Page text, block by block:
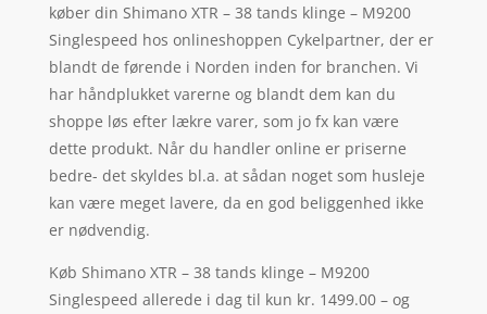
køber din Shimano XTR – 38 tands klinge – M9200
Singlespeed hos onlineshoppen Cykelpartner, der er
blandt de førende i Norden inden for branchen. Vi
har håndplukket varerne og blandt dem kan du
shoppe løs efter lækre varer, som jo fx kan være
dette produkt. Når du handler online er priserne
bedre- det skyldes bl.a. at sådan noget som husleje
kan være meget lavere, da en god beliggenhed ikke
er nødvendig.
Køb Shimano XTR – 38 tands klinge – M9200
Singlespeed allerede i dag til kun kr. 1499.00 – og